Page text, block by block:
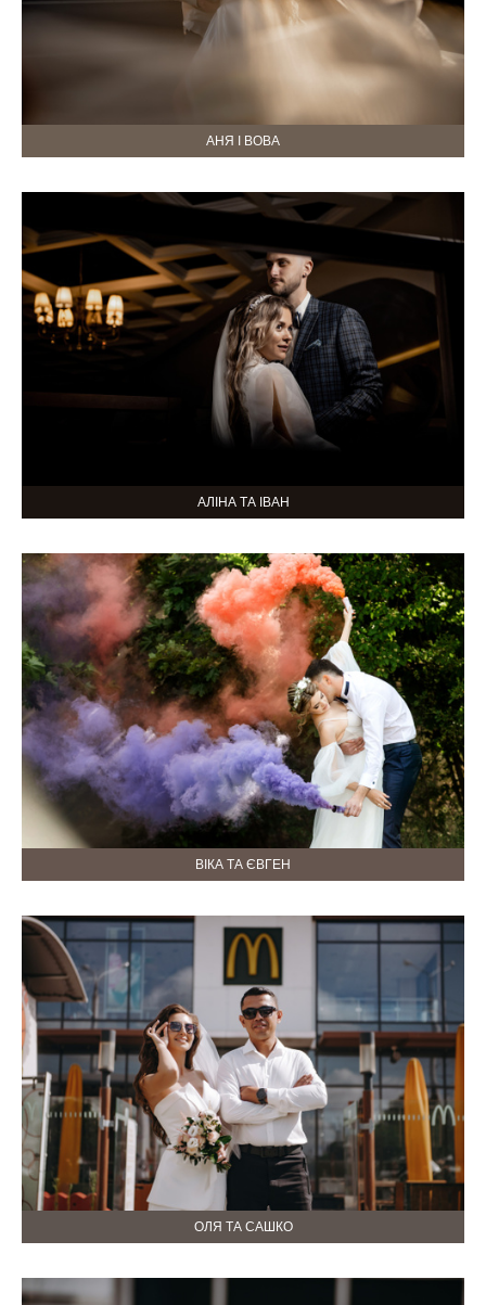
АНЯ І ВОВА
АЛІНА ТА ІВАН
ВІКА ТА ЄВГЕН
ОЛЯ ТА САШКО